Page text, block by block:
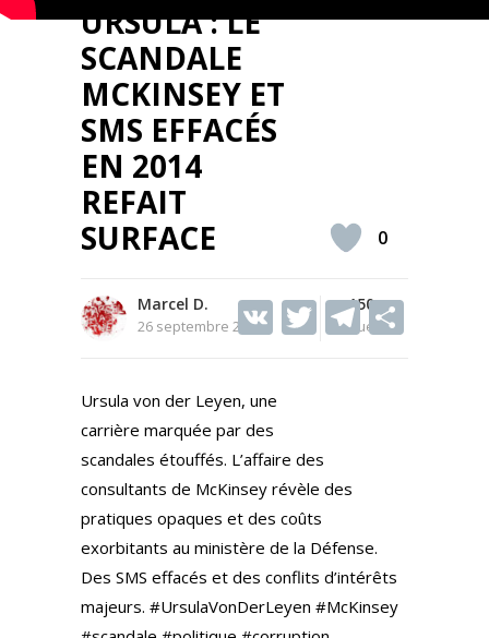
URSULA : LE
SCANDALE
MCKINSEY ET
SMS EFFACÉS
EN 2014
REFAIT
SURFACE
Marcel D.
26 septembre 2025
150
Vues
V T T
0
Ursula von der Leyen, une
carrière marquée par des
scandales étouffés. L’affaire des
consultants de McKinsey révèle des
pratiques opaques et des coûts
exorbitants au ministère de la Défense.
Des SMS effacés et des conflits d’intérêts
majeurs. #UrsulaVonDerLeyen #McKinsey